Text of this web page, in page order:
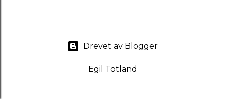
Drevet av Blogger
Egil Totland